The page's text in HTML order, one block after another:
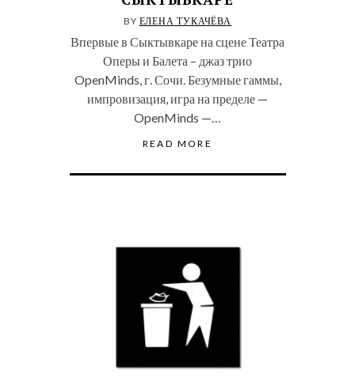
BY ЕЛЕНА ТУКАЧЁВА
Впервые в Сыктывкаре на сцене Театра
Оперы и Балета – джаз трио
OpenMinds, г. Сочи. Безумные гаммы,
импровизация, игра на пределе —
OpenMinds —…
READ MORE